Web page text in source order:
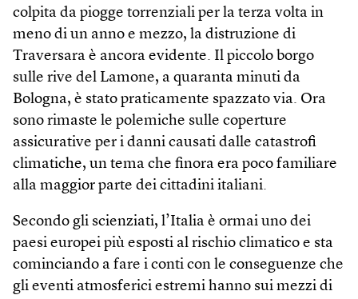
colpita da piogge torrenziali per la terza volta in
meno di un anno e mezzo, la distruzione di
Traversara è ancora evidente. Il piccolo borgo
sulle rive del Lamone, a quaranta minuti da
Bologna, è stato praticamente spazzato via. Ora
sono rimaste le polemiche sulle coperture
assicurative per i danni causati dalle catastrofi
climatiche, un tema che finora era poco familiare
alla maggior parte dei cittadini italiani.
Secondo gli scienziati, l’Italia è ormai uno dei
paesi europei più esposti al rischio climatico e sta
cominciando a fare i conti con le conseguenze che
gli eventi atmosferici estremi hanno sui mezzi di